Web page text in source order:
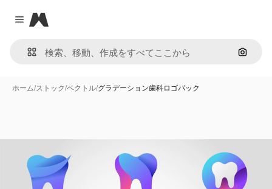
Close menu
Magnific
画像で
ホーム/ストック/ベクトル/グラデーション歯科ロゴパック